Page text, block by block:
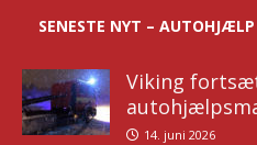
SENESTE NYT – AUTOHJÆLP
Viking
14. juni 2026